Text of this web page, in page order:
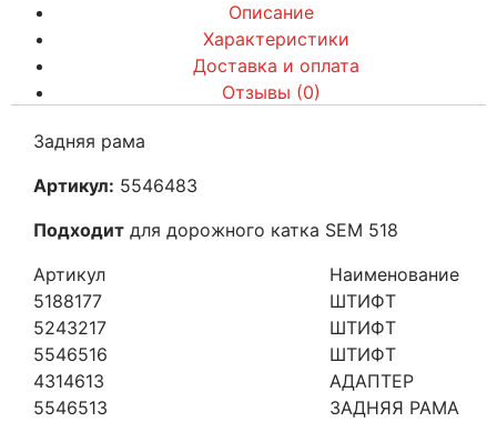
Описание
Характеристики
Доставка и оплата
Отзывы (0)
Задняя рама
Артикул: 5546483
Подходит для дорожного катка SEM 518
Артикул
Наименование
5188177
ШТИФТ
5243217
ШТИФТ
5546516
ШТИФТ
4314613
АДАПТЕР
5546513
ЗАДНЯЯ РАМА